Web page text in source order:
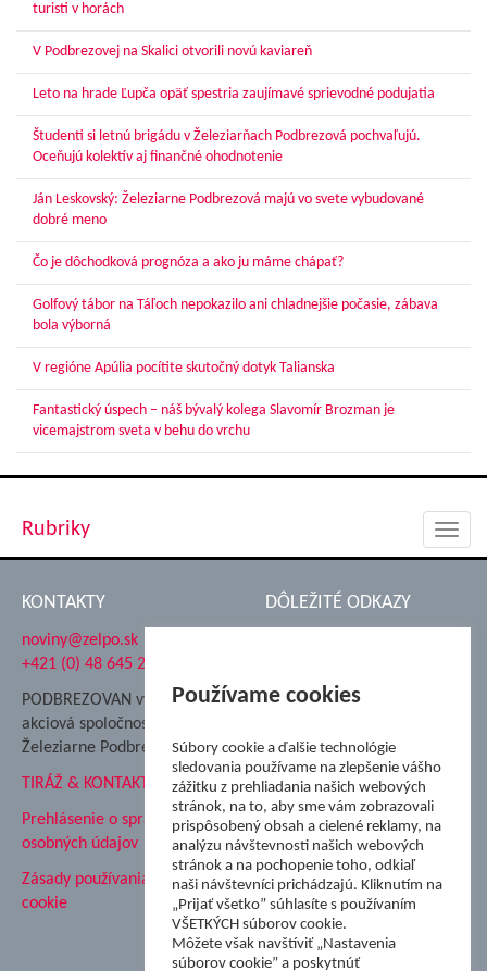
turisti v horách
V Podbrezovej na Skalici otvorili novú kaviareň
Leto na hrade Ľupča opäť spestria zaujímavé sprievodné podujatia
Študenti si letnú brigádu v Železiarňach Podbrezová pochvaľujú.
Oceňujú kolektív aj finančné ohodnotenie
Ján Leskovský: Železiarne Podbrezová majú vo svete vybudované
dobré meno
Čo je dôchodková prognóza a ako ju máme chápať?
Golfový tábor na Táľoch nepokazilo ani chladnejšie počasie, zábava
bola výborná
V regióne Apúlia pocítite skutočný dotyk Talianska
Fantastický úspech – náš bývalý kolega Slavomír Brozman je
vicemajstrom sveta v behu do vrchu
Rubriky
KONTAKTY
noviny@zelpo.sk
+421 (0) 48 645 2711
PODBREZOVAN vydáva
akciová spoločnosť
Železiarne Podbrezová
TIRÁŽ & KONTAKT
Prehlásenie o spracovaní
osobných údajov
Zásady používania súborov
cookie
DÔLEŽITÉ ODKAZY
Nadácia Železiarne
ŽP Informatika s.r.o.
ŠK Železiarne Podbrezová
Tále a.s.
Používame cookies
Súbory cookie a ďalšie technológie
sledovania používame na zlepšenie vášho
zážitku z prehliadania našich webových
stránok, na to, aby sme vám zobrazovali
prispôsobený obsah a cielené reklamy, na
analýzu návštevnosti našich webových
stránok a na pochopenie toho, odkiaľ
naši návštevníci prichádzajú. Kliknutím na
„Prijať všetko” súhlasíte s používaním
VŠETKÝCH súborov cookie.
Môžete však navštíviť „Nastavenia
súborov cookie” a poskytnúť